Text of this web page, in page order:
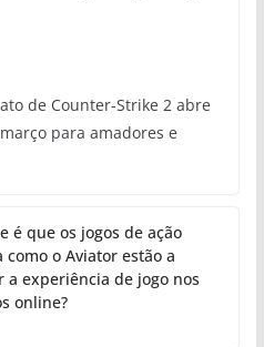
de Counter-Strike 2 abre
para amadores e
é que os jogos de ação
como o Aviator estão a
a experiência de jogo nos
online?